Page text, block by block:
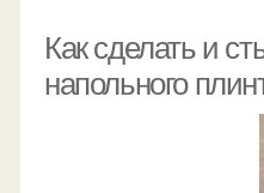
Как сделать и
напольного